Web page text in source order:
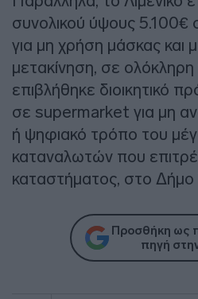
συνολικού ύψους
για μη χρήση μάσκας και
μετακίνηση, σε
επιβλήθηκε διοικητικό
σε supermarket για μη
ή ψηφιακό τρόπο του
καταναλωτών που
καταστήματος, στο Δήμο
Προσθήκη ως
πηγή